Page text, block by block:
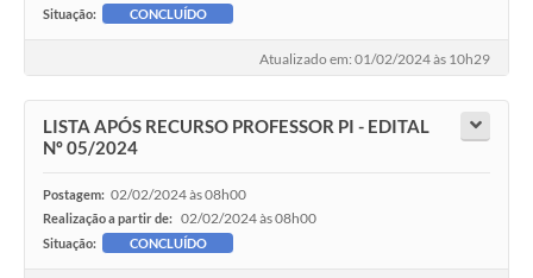
Situação: CONCLUÍDO
Atualizado em: 01/02/2024 às 10h29
LISTA APÓS RECURSO PROFESSOR PI - EDITAL
Nº 05/2024
Postagem: 02/02/2024 às 08h00
Realização a partir de: 02/02/2024 às 08h00
Situação: CONCLUÍDO